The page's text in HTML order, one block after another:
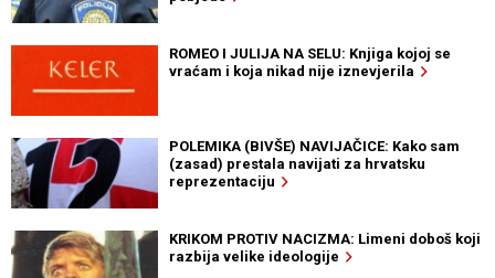
ROMEO I JULIJA NA SELU: Knjiga kojoj se
vraćam i koja nikad nije iznevjerila
POLEMIKA (BIVŠE) NAVIJAČICE: Kako sam
(zasad) prestala navijati za hrvatsku
reprezentaciju
KRIKOM PROTIV NACIZMA: Limeni doboš koji
razbija velike ideologije